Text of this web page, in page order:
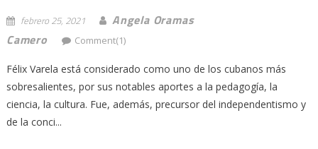
febrero 25, 2021
Angela Oramas
Camero
Comment(1)
Félix Varela está considerado como uno de los cubanos más
sobresalientes, por sus notables aportes a la pedagogía, la
ciencia, la cultura. Fue, además, precursor del independentismo y
de la conci...